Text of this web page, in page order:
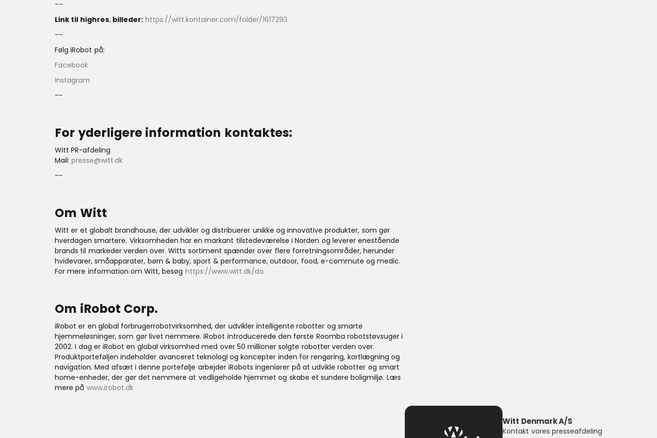
--
Link til highres. billeder:https://witt.kontainer.com/folder/1617293
--
Følg iRobot på:
Facebook
Instagram
--
For yderligere information kontaktes:
Witt PR-afdeling
Mail:presse@witt.dk
--
Om Witt
Witt er et globalt brandhouse, der udvikler og distribuerer unikke og innovative produkter, som gør
hverdagen smartere. Virksomheden har en markant tilstedeværelse i Norden og leverer enestående
brands til markeder verden over. Witts sortiment spænder over flere forretningsområder, herunder
hvidevarer, småapparater, børn & baby, sport & performance, outdoor, food, e-commute og medic.
For mere information om Witt, besøg https://www.witt.dk/da
Om iRobot Corp.
iRobot er en global forbrugerrobotvirksomhed, der udvikler intelligente robotter og smarte
hjemmeløsninger, som gør livet nemmere. iRobot introducerede den første Roomba robotstøvsuger i
2002. I dag er iRobot en global virksomhed med over 50 millioner solgte robotter verden over.
Produktporteføljen indeholder avanceret teknologi og koncepter inden for rengøring, kortlægning og
navigation. Med afsæt i denne portefølje arbejder iRobots ingeniører på at udvikle robotter og smart
home-enheder, der gør det nemmere at vedligeholde hjemmet og skabe et sundere boligmiljø. Læs
mere på www.irobot.dk
Witt Denmark A/S
Kontakt vores presseafdeling